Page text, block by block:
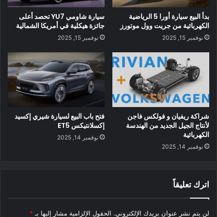
7.02 جيجاوات ساعة من LFP على السيارات الكهربائية مقارنة بـ
3.98 جيجاوات ساعة من BYD. انخفضت حصة CATL في السوق
بنسبة 12.21٪ في شهر واحد فقط.
بدأ البيع سيارة أورا 5 الرياضية
الكهربائية من جريت وول موتورز
نوفمبر 15, 2025
سيارة شاومي YU7 تحصد أعلى
جائزة هيكلية في أمريكا الشمالية
نوفمبر 15, 2025
شراكة ريفيان و فولكس فاجن
لأنتاج الجيل الجديد من الهندسة
الكهربائية
نوفمبر 14, 2025
فتح باب البيع لسيارة شيري إكسيد
إكسلانتيكس ET5
نوفمبر 14, 2025
اترك تعليقاً
لن يتم نشر عنوان بريدك الإلكتروني. الحقول الإلزامية مشار إليها بـ *